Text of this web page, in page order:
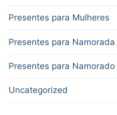
Presentes para Mulheres
Presentes para Namorada
Presentes para Namorado
Uncategorized